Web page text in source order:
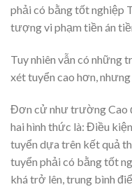
phải có bằng tốt nghiệp
tượng vi phạm tiền án
Tuy nhiên vẫn có những
xét tuyển cao hơn,
Đơn cử như trường Cao
hai hình thức là: Điều
tuyển dựa trên kết quả
tuyển phải có bằng tốt
khá trở lên, trung bình